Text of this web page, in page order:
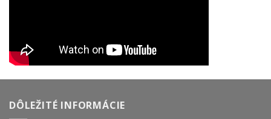
DÔLEŽITÉ INFORMÁCIE